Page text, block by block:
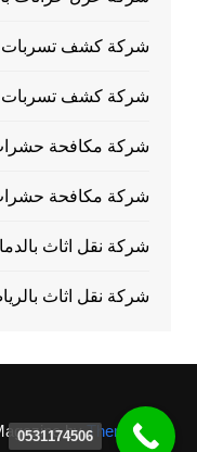
شركة كشف تسربات
شركة كشف تسربات
شركة مكافحة
شركة مكافحة
شركة نقل اثاث
شركة نقل اثاث
byThemebeez
0531174506